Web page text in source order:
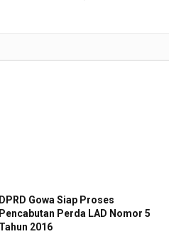
DPRD Gowa Siap Proses
Pencabutan Perda LAD Nomor 5
Tahun 2016